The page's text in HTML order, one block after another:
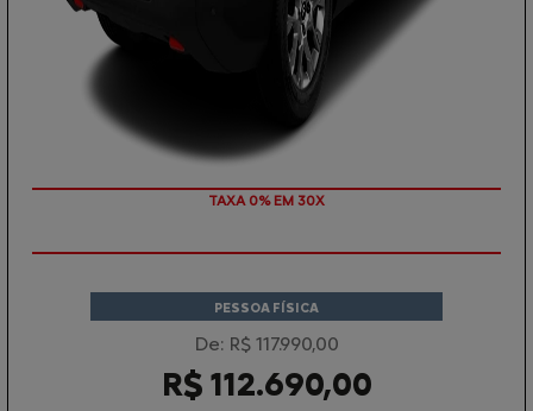
TAXA 0% EM 30X
PESSOA FÍSICA
De: R$ 117.990,00
R$ 112.690,00